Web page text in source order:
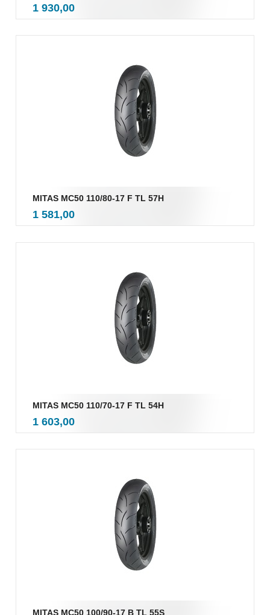
Pris
1 930,00mva.
MITAS MC50 110/80-17 F TL 57H
Pris
1 581,00mva.
MITAS MC50 110/70-17 F TL 54H
Pris
1 603,00mva.
MITAS MC50 100/90-17 B TL 55S